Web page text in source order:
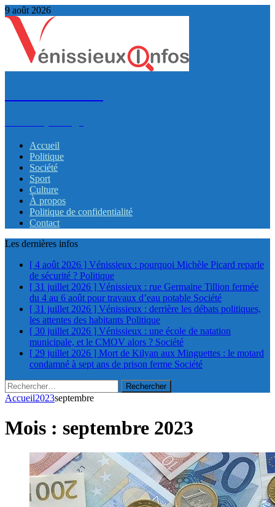
9 août 2026
Accueil
Politique
Société
Sport
Culture
À propos
Politique de confidentialité
Contact
Les dernières infos
[ 4 août 2026 ] Vénissieux : pourquoi Michèle Picard reparle
de sécurité ? Politique
[ 31 juillet 2026 ] Vénissieux : rue Germaine Tillion fermée
du 4 au 6 août pour travaux d’eau potable Société
[ 31 juillet 2026 ] Vénissieux : derrière les débats politiques,
les attentes des habitants Politique
[ 30 juillet 2026 ] Vénissieux : une école de natation
municipale, et le CMOV alors ? Société
[ 29 juillet 2026 ] Mort de Kilyan aux Minguettes : le motard
condamné à sept ans de prison ferme Société
Rechercher :
Accueil2023septembre
Mois : septembre 2023